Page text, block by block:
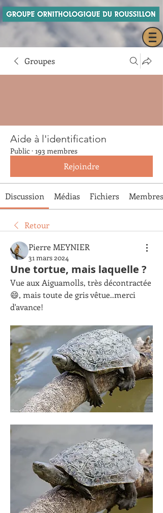
Groupes
Aide à l'identification
Public · 193 membres
Rejoindre
Discussion Médias Fichiers Membres
Retour
Pierre MEYNIER
31 mars 2024
Une tortue, mais laquelle ?
Vue aux Aiguamolls, très décontractée
😄, mais toute de gris vêtue..merci
d'avance!